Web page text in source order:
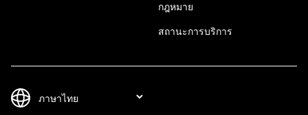
กฎหมาย
สถานะการบริการ